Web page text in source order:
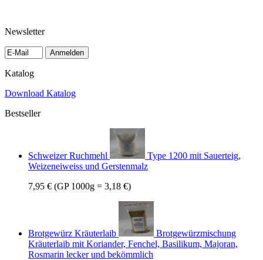
Newsletter
Anmelden
Katalog
Download Katalog
Bestseller
Schweizer Ruchmehl
Type 1200 mit Sauerteig,
Weizeneiweiss und Gerstenmalz
7,95 € (GP 1000g = 3,18 €)
Brotgewürz Kräuterlaib
Brotgewürzmischung
Kräuterlaib mit Koriander, Fenchel, Basilikum, Majoran,
Rosmarin lecker und bekömmlich